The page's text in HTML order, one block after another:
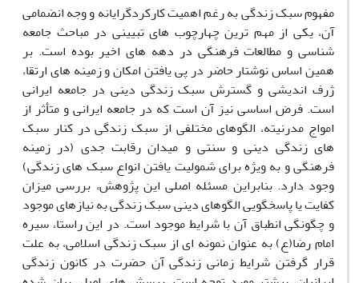
مفهوم سبک زندگی به رغم اهمیت کارکردگرایانه و وجه انضمامی
آن، یکی از مهم ترین چهارچوب های تبیینی در مباحث جامعه
شناسی و مطالعات فرهنگی در دهه های اخیر بوده است. بر
همین اساس نوشتار حاضر در پی یافتن امکان و زمینه های ارتقا،
ژرف اندیشی و گسترش سبک زندگی دینی در جامعه ایرانی
است. فرض اساسی نیز آن است که در جامعه ایرانی و متأثر از
امواج مدرنیته، الگوهای مختلفی از سبک زندگی در کنار سبک
های زندگی دینی و سنتی و میدان رقابت جدی (در زمینه
فرهنگی و به ویژه برای شمولیت یافتن انواع سبک های زندگی)
وجود دارد. بنابراین مسئله اصلی این پژوهش، بررسی میزان
کفایت یا پاسخگویی الگوهای دینی سبک زندگی به نیازهای موجود
و چگونگی انطباق آن با شرایط موجود است. در این راستا، سیره
امام رضا(ع) به عنوان نمونه ای از سبک زندگی اسلامی، به علت
قرار گرفتن شرایط زمانی زندگی آن حضرت در کانون زندگی